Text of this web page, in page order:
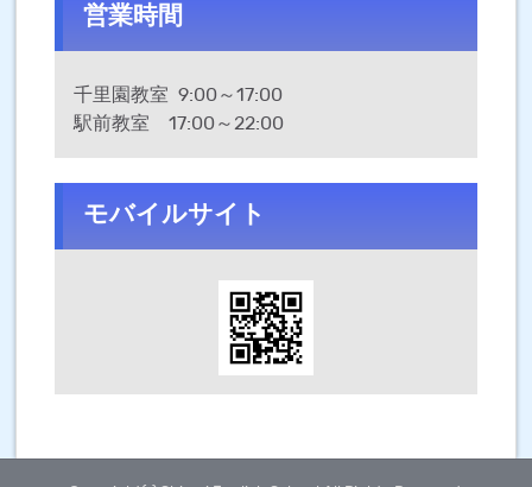
営業時間
千里園教室 9:00～17:00
駅前教室 17:00～22:00
モバイルサイト